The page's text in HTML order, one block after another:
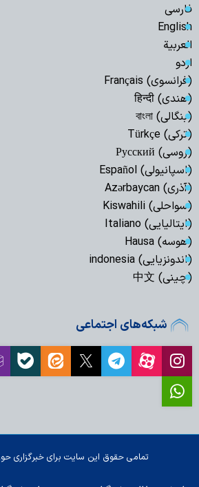
فارسی
English
العربیة
اردو
(فرانسوی) Français
(هندی) हिन्दी
(بنگالی) বাংলা
(ترکی) Türkçe
(روسی) Русский
(اسپانیولی) Español
(آذری) Azərbaycan
(سواحلی) Kiswahili
(ایتالیایی) Italiano
(هوسه) Hausa
(اندونزیایی) indonesia
(چینی) 中文
شبکه‌های اجتماعی
تمامی حقوق این سایت برای خبرگزاری